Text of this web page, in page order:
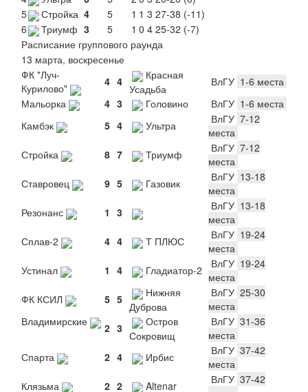
5
Стройка 4 5 1 1 3 27-38 (-11)
6
Триумф 3 5 1 0 4 25-32 (-7)
Расписание группового раунда
13 марта, воскресенье
ФК "Луч-
Курилово"
4 4
Красная
Усадьба
ВлГУ 1-6 места
Мальорка
4 3 Головино ВлГУ 1-6 места
Камбэк
5 4 Ультра ВлГУ 7-12
места
Стройка
8 7 Триумф ВлГУ 7-12
места
Ставровец
9 5 Газовик ВлГУ 13-18
места
Резонанс
1 3 ВлГУ 13-18
места
Сплав-2
4 4 Т ПЛЮС ВлГУ 19-24
места
Устинал
1 4 Гладиатор-2 ВлГУ 19-24
места
ФК КСИЛ
5 5
Нижняя
Дуброва
ВлГУ 25-30
места
Владимирские
2 3
Остров
Сокровищ
ВлГУ 31-36
места
Спарта
2 4 Ирбис ВлГУ 37-42
места
Клязьма
2 2 Altenar ВлГУ 37-42